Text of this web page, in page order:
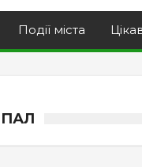
Події міста